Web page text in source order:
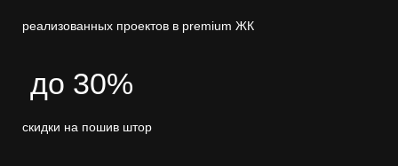
реализованных проектов в premium ЖК
до 30%
скидки на пошив штор